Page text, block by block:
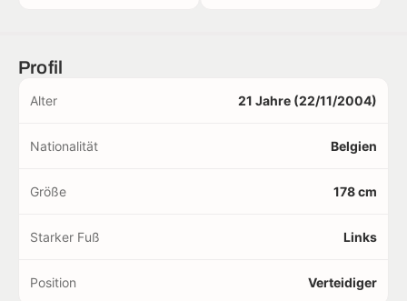
Profil
Alter 21 Jahre (22/11/2004)
Nationalität Belgien
Größe 178 cm
Starker Fuß Links
Position Verteidiger